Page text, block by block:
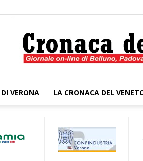
VERONA LA CRONACA DEL